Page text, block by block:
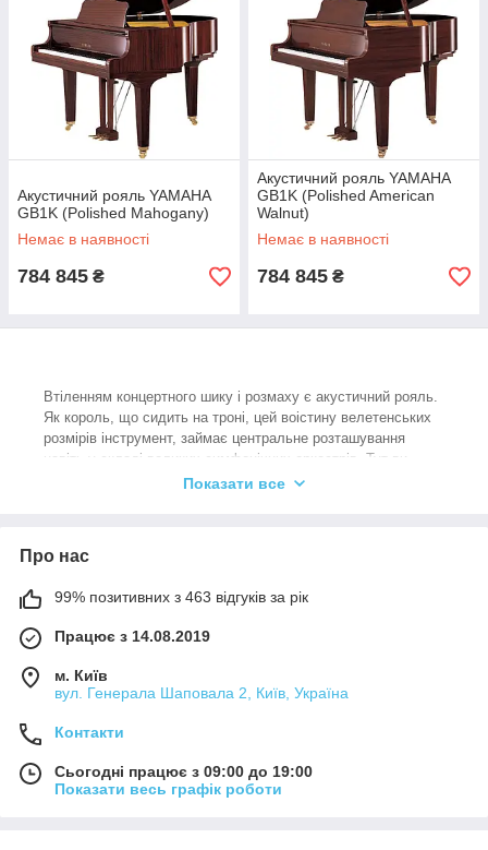
Акустичний рояль YAMAHA
GB1K (Polished Mahogany)
Немає в наявності
784 845 ₴
Акустичний рояль YAMAHA
GB1K (Polished American
Walnut)
Немає в наявності
784 845 ₴
Втіленням концертного шику і розмаху є акустичний рояль.
Як король, що сидить на троні, цей воістину велетенських
розмірів інструмент, займає центральне розташування
навіть у складі великих симфонічних оркестрів. Тут ви
зможете купити акустичний рояль від відомих компаній, які
На відміну від роялю електронного, де система
процесором алгоритмі обробці сигналу, в акустичному
дозволяє виконавцю тонко відчувати характер звучання
піаніно для сцени
в цьому немає нічого дивного, але академічні виконавці як і
відповідати вартості навіть синтезатора професійного рівня
з багатьох причин. Що конкретно впливає на вартість?
Показати все
Про нас
99% позитивних з 463 відгуків за рік
Працює з 14.08.2019
м. Київ
вул. Генерала Шаповала 2, Київ, Україна
Контакти
Сьогодні працює з 09:00 до 19:00
Показати весь графік роботи